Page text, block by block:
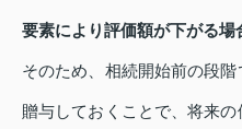
要素により評価額が下がる場
そのため、相続開始前の段
贈与しておくことで、将来